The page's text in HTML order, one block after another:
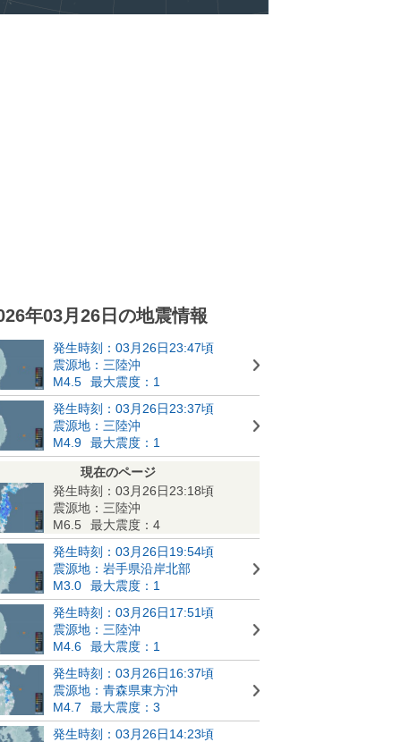
年03月26日の地震情報
発生時刻：03月26日23:47頃
震源地：三陸沖
M4.5
最大震度：1
発生時刻：03月26日23:37頃
震源地：三陸沖
M4.9
最大震度：1
現在のページ
発生時刻：03月26日23:18頃
震源地：三陸沖
M6.5
最大震度：4
発生時刻：03月26日19:54頃
震源地：岩手県沿岸北部
M3.0
最大震度：1
発生時刻：03月26日17:51頃
震源地：三陸沖
M4.6
最大震度：1
発生時刻：03月26日16:37頃
震源地：青森県東方沖
M4.7
最大震度：3
発生時刻：03月26日14:23頃